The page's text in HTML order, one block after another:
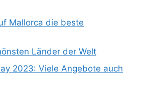
Mallorca die beste
Länder der Welt
2023: Viele Angebote auch